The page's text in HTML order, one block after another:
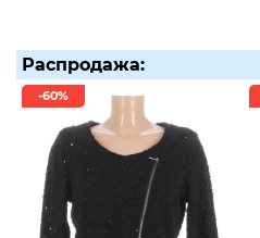
Распродажа:
-60%